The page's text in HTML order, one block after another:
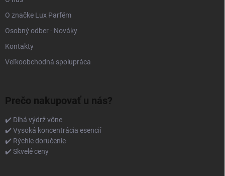
O značke Lux Parfém
Osobný odber - Nováky
Kontakty
Veľkoobchodná spolupráca
Prečo nakupovať u nás?
✔️ Dlhá výdrž vône
✔️ Vysoká koncentrácia esencií
✔️ Rýchle doručenie
✔️ Skvelé ceny